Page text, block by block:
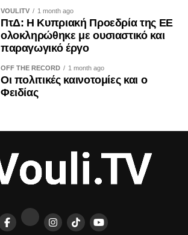
VOULITV 1 month ago
ΠτΔ: Η Κυπριακή Προεδρία της ΕΕ
ολοκληρώθηκε με ουσιαστικό και
παραγωγικό έργο
OFF THE RECORD 1 month ago
Οι πολιτικές καινοτομίες και ο
Φειδίας